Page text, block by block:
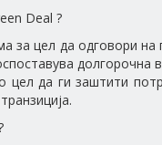
Deal ?
за цел да одговори
долгорочна
цел да ги заштити